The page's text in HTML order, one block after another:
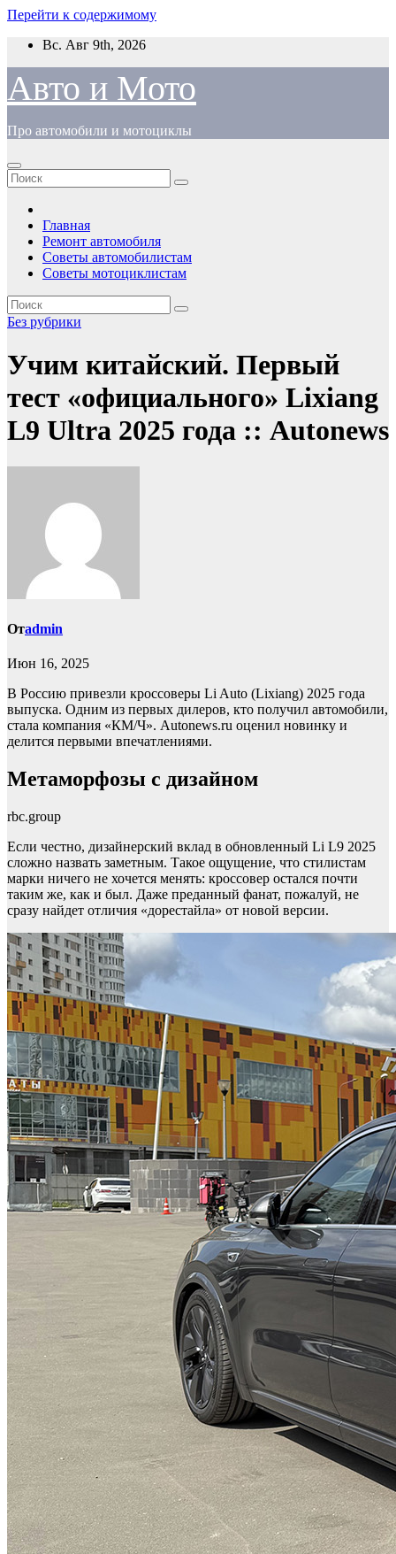
Перейти к содержимому
Вс. Авг 9th, 2026
Авто и Мото
Про автомобили и мотоциклы
Главная
Ремонт автомобиля
Советы автомобилистам
Советы мотоциклистам
Без рубрики
Учим китайский. Первый
тест «официального» Lixiang
L9 Ultra 2025 года :: Autonews
Отadmin
Июн 16, 2025
В Россию привезли кроссоверы Li Auto (Lixiang) 2025 года
выпуска. Одним из первых дилеров, кто получил автомобили,
стала компания «КМ/Ч». Autonews.ru оценил новинку и
делится первыми впечатлениями.
Метаморфозы с дизайном
rbc.group
Если честно, дизайнерский вклад в обновленный Li L9 2025
сложно назвать заметным. Такое ощущение, что стилистам
марки ничего не хочется менять: кроссовер остался почти
таким же, как и был. Даже преданный фанат, пожалуй, не
сразу найдет отличия «дорестайла» от новой версии.